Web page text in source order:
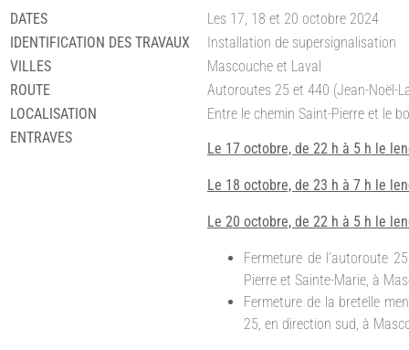
DATES
Les 17, 18 et 20 octobre 2024
IDENTIFICATION DES TRAVAUX
Installation de supersignalisation
VILLES
Mascouche et Laval
ROUTE
Autoroutes 25 et 440 (Jean-Noël-
LOCALISATION
Entre le chemin Saint-Pierre et le
ENTRAVES
Le 17 octobre, de 22 h à 5 h le
Le 18 octobre, de 23 h à 7 h le
Le 20 octobre, de 22 h à 5 h le
Fermeture de l’autoroute
Pierre et Sainte-Marie, à
Fermeture de la bretelle
25, en direction sud, à